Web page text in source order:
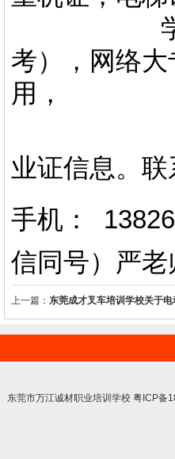
学历：成
考），网络
用，
大专和
业证信息。 联
手机：
信同号）严老
上一篇： 东莞成才叉车培训学校关于
东莞市万江诚材职业培训学校 粤ICP备